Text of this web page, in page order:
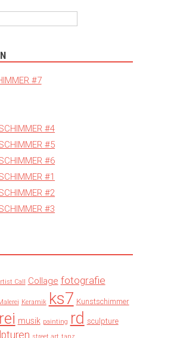
#7
#4
#5
#6
#1
#2
#3
Call Collage fotografie
Keramik ks7 Kunstschimmer
musik painting rd sculpture